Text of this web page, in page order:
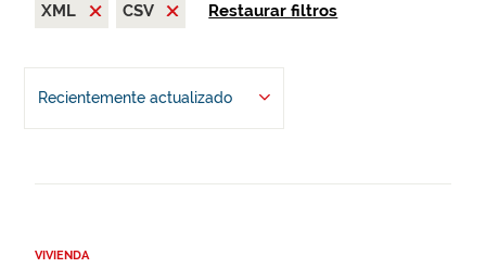
XML
CSV Restaurar filtros
Recientemente actualizado
VIVIENDA